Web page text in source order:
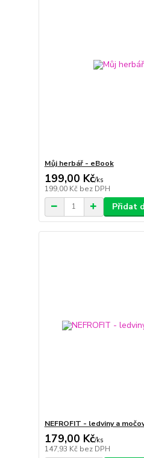
Můj herbář - eBook
199,00 Kč/ks
199,00 Kč bez DPH
Přidat
NEFROFIT - ledviny a
179,00 Kč/ks
147,93 Kč bez DPH